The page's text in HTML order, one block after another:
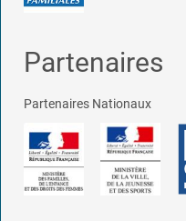
Partenaires
Partenaires Nationaux